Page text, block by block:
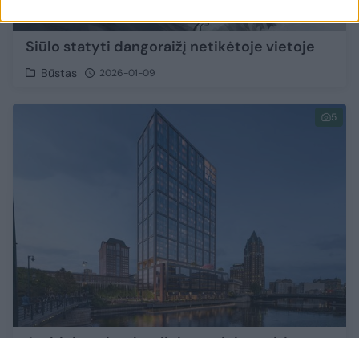
Siūlo statyti dangoraižį netikėtoje vietoje
Būstas 2026-01-09
5